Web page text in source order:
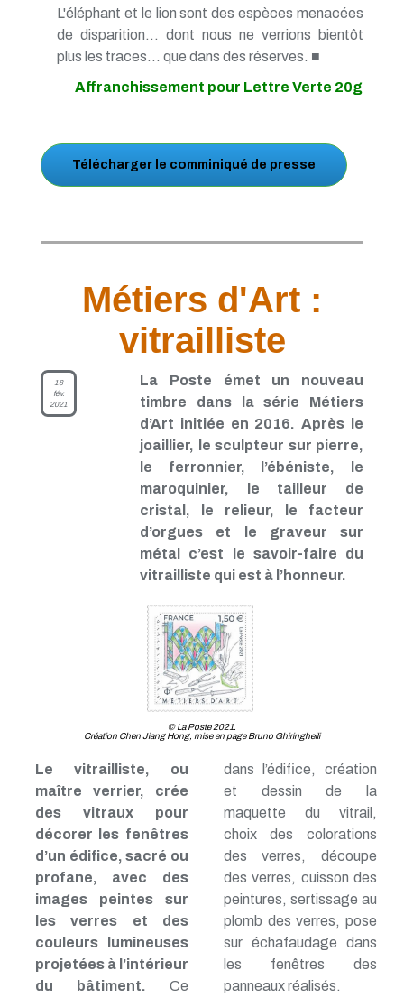
L'éléphant et le lion sont des espèces menacées
de disparition... dont nous ne verrions bientôt
plus les traces... que dans des réserves. ■
Affranchissement pour Lettre Verte 20g
Télécharger le comminiqué de presse
Métiers d'Art :
vitrailliste
18
fév.
2021
La Poste émet un nouveau
timbre dans la série Métiers
d’Art initiée en 2016. Après le
joaillier, le sculpteur sur pierre,
le ferronnier, l’ébéniste, le
maroquinier, le tailleur de
cristal, le relieur, le facteur
d’orgues et le graveur sur
métal c’est le savoir-faire du
vitrailliste qui est à l’honneur.
© La Poste 2021.
Création Chen Jiang Hong, mise en page Bruno Ghiringhelli
Le vitrailliste, ou
maître verrier, crée
des vitraux pour
décorer les fenêtres
d’un édifice, sacré ou
profane, avec des
images peintes sur
les verres et des
couleurs lumineuses
projetées à l’intérieur
du bâtiment. Ce
dans l’édifice, création
et dessin de la
maquette du vitrail,
choix des colorations
des verres, découpe
des verres, cuisson des
peintures, sertissage au
plomb des verres, pose
sur échafaudage dans
les fenêtres des
panneaux réalisés.